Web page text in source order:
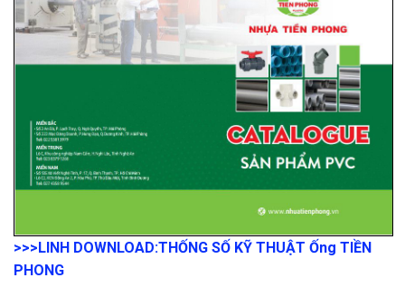
>>>LINH DOWNLOAD:THỐNG SỐ KỸ THUẬT Ống TIỀN
PHONG